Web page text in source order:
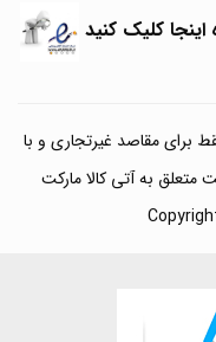
کلیک کنید
برای مقاصد غیرتجاری و با
متعلق به آتی کالا مارکت